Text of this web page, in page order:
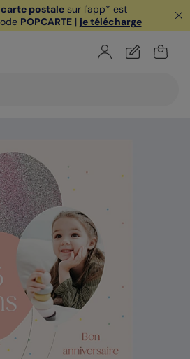
carte postale sur l'app* est
POPCARTE| je télécharge